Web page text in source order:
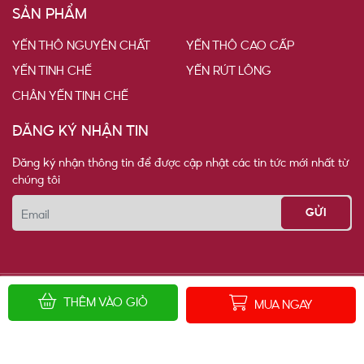
THÊM VÀO GIỎ MUA NGAY
SẢN PHẨM
YẾN THÔ NGUYÊN CHẤT YẾN THÔ CAO CẤP
YẾN TINH CHẾ YẾN RÚT LÔNG
CHÂN YẾN TINH CHẾ
ĐĂNG KÝ NHẬN TIN
Đăng ký nhận thông tin để được cập nhật các tin tức mới nhất từ
chúng tôi
Email
Copyright 2024 Yến sào Ngọc Yến . Design by Ngọc Phú Media
Tháng: 1252